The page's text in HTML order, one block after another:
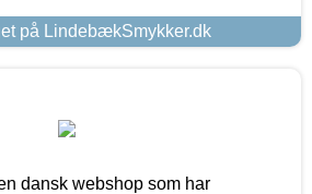
på LindebækSmykker.dk
dansk webshop som har